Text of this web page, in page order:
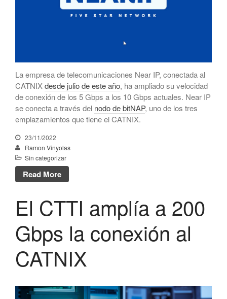
diciembre 2023
octubre 2023
mayo 2023
abril 2023
marzo 2023
mayo 2022
marzo 2022
febrero 2022
octubre 2021
La empresa de telecomunicaciones Near IP, conectada al
CATNIXdesde julio de este año, ha ampliado su velocidad
de conexión de los 5 Gbps a los 10 Gbps actuales. Near IP
se conecta a través del nodo de bitNAP, uno de los tres
emplazamientos que tiene el CATNIX.
23/11/2022
Ramon Vinyolas
Sin categorizar
Read More
El CTTI amplía a 200
Gbps la conexión al
CATNIX